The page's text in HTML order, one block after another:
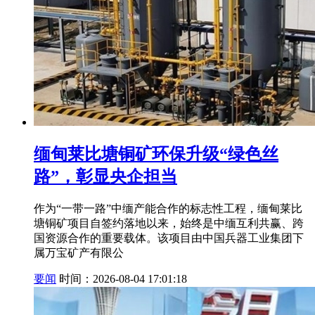
缅甸莱比塘铜矿环保升级“绿色丝
路”，彰显央企担当
作为“一带一路”中缅产能合作的标志性工程，缅甸莱比
塘铜矿项目自签约落地以来，始终是中缅互利共赢、跨
国资源合作的重要载体。该项目由中国兵器工业集团下
属万宝矿产有限公
要闻 时间：2026-08-04 17:01:18